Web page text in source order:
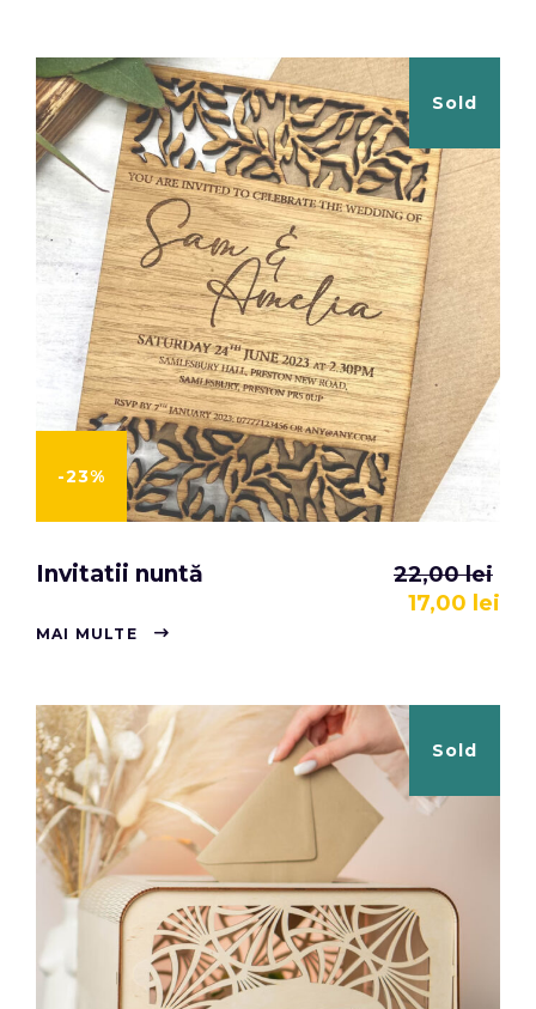
-23%
Sold
Invitatii nuntă 22,00lei
17,00 lei
MAI MULTE
Sold